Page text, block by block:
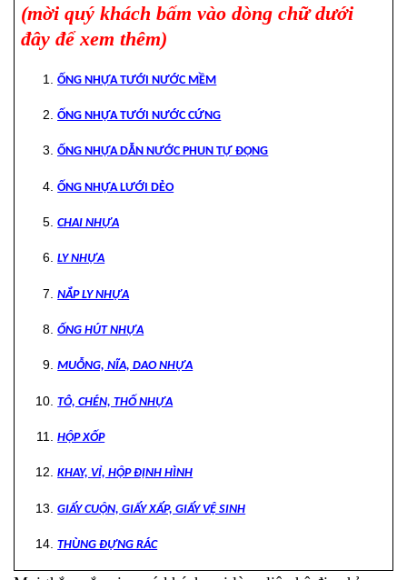
(mời quý khách bấm vào dòng chữ dưới
đây để xem thêm)
ỐNG NHỰA TƯỚI NƯỚC MỀM
ỐNG NHỰA TƯỚI NƯỚC CỨNG
ỐNG NHỰA DẪN NƯỚC PHUN TỰ ĐỘNG
ỐNG NHỰA LƯỚI DẺO
CHAI NHỰA
LY NHỰA
NẮP LY NHỰA
ỐNG HÚT NHỰA
MUỖNG, NĨA, DAO NHỰA
TÔ, CHÉN, THỐ NHỰA
HỘP XỐP
KHAY, VỈ, HỘP ĐỊNH HÌNH
GIẤY CUỘN, GIẤY XẤP, GIẤY VỆ SINH
THÙNG ĐỰNG RÁC